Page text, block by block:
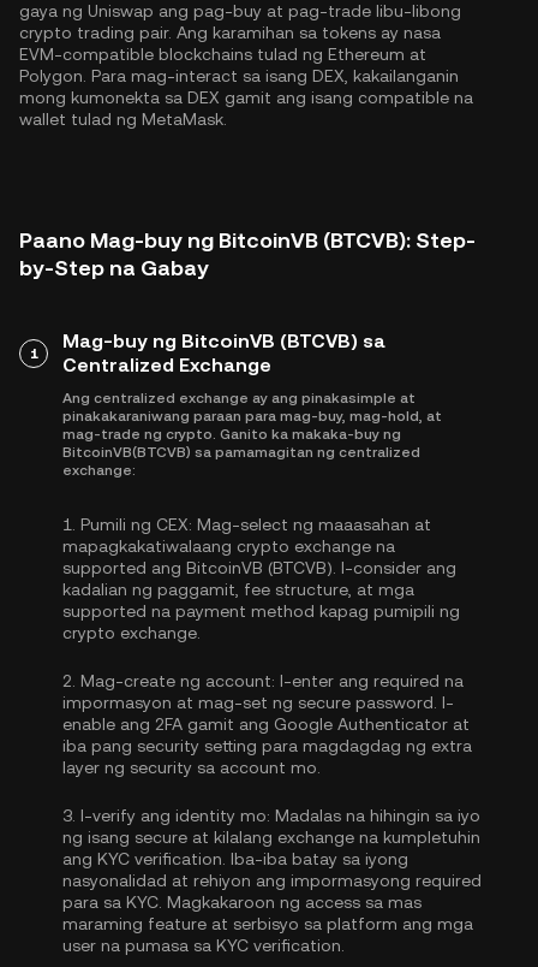
gaya ng Uniswap ang pag-buy at pag-trade libu-libong
crypto trading pair. Ang karamihan sa tokens ay nasa
EVM-compatible blockchains tulad ng Ethereum at
Polygon . Para mag-interact sa isang DEX, kakailanganin
mong kumonekta sa DEX gamit ang isang compatible na
wallet tulad ng MetaMask.
Paano Mag-buy ng BitcoinVB (BTCVB): Step-
by-Step na Gabay
1
Mag-buy ng BitcoinVB (BTCVB) sa
Centralized Exchange
Ang centralized exchange ay ang pinakasimple at
pinakakaraniwang paraan para mag-buy, mag-hold, at
mag-trade ng crypto. Ganito ka makaka-buy ng
BitcoinVB(BTCVB) sa pamamagitan ng centralized
exchange:
1. Pumili ng CEX: Mag-select ng maaasahan at
mapagkakatiwalaang crypto exchange na
supported ang BitcoinVB (BTCVB). I-consider ang
kadalian ng paggamit, fee structure, at mga
supported na payment method kapag pumipili ng
crypto exchange.
2. Mag-create ng account: I-enter ang required na
impormasyon at mag-set ng secure password. I-
enable ang 2FA gamit ang Google Authenticator at
iba pang security setting para magdagdag ng extra
layer ng security sa account mo.
3. I-verify ang identity mo: Madalas na hihingin sa iyo
ng isang secure at kilalang exchange na kumpletuhin
ang KYC verification . Iba-iba batay sa iyong
nasyonalidad at rehiyon ang impormasyong required
para sa KYC. Magkakaroon ng access sa mas
maraming feature at serbisyo sa platform ang mga
user na pumasa sa KYC verification.